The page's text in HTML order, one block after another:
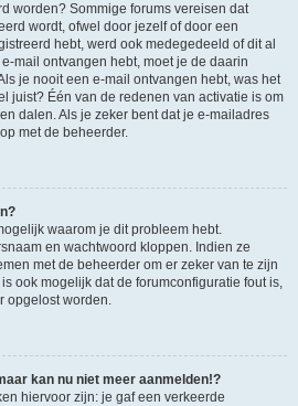
worden? Sommige forums vereisen dat
wordt, ofwel door jezelf of door een
hebt, werd ook medegedeeld of dit al
mail ontvangen hebt, moet je de daarin
je nooit een e-mail ontvangen hebt, was het
juist? Één van de redenen van activatie is om
dalen. Als je zeker bent dat je e-mailadres
met de beheerder.
waarom je dit probleem hebt.
en wachtwoord kloppen. Indien ze
met de beheerder om er zeker van te zijn
ook mogelijk dat de forumconfiguratie fout is,
opgelost worden.
kan nu niet meer aanmelden!?
hiervoor zijn: je gaf een verkeerde